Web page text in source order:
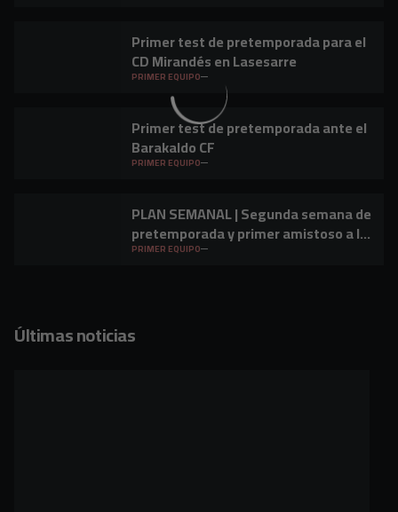
Primer test de pretemporada para el
CD Mirandés en Lasesarre
PRIMER EQUIPO
Primer test de pretemporada ante el
Barakaldo CF
PRIMER EQUIPO
PLAN SEMANAL | Segunda semana de
pretemporada y primer amistoso a la
vista
PRIMER EQUIPO
Últimas noticias